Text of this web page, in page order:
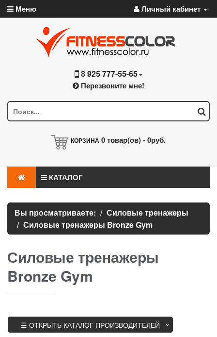
Меню Личный кабинет
8 925 777-55-65
Перезвоните мне!
КОРЗИНА 0товар(ов) -0руб.
КАТАЛОГ
Вы просматриваете:
Силовые тренажеры
Силовые тренажеры Bronze Gym
Силовые тренажеры
Bronze Gym
☰ ОТКРЫТЬ КАТАЛОГ ПРОИЗВОДИТЕЛЕЙ